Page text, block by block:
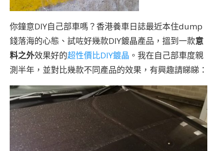
你鐘意DIY自己部車嗎？香港養車日誌最近本住dump
錢落海的心態、試咗好幾款DIY鍍晶產品，搵到一款意
料之外效果好的超性價比DIY鍍晶 。我在自己部車度親
測半年，並對比幾款不同產品的效果，有興趣請睇睇：